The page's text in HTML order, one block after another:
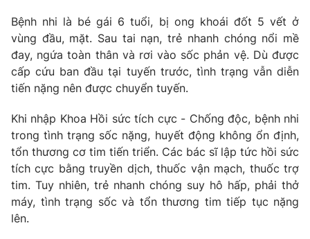
Chất lượng cuộc sống
Tuyển sinh
Học trực tuyến
Công nghệ
Hitech Công nghệ tương lai
Sản phẩm
Thị trường
Tư vấn
Giao lưu trực tuyến
Chuyên mục khác
Emagazine Podcast
Photo
Bệnh nhi là bé gái 6 tuổi, bị ong khoái đốt 5 vết ở
vùng đầu, mặt. Sau tai nạn, trẻ nhanh chóng nổi mề
đay, ngứa toàn thân và rơi vào sốc phản vệ. Dù được
cấp cứu ban đầu tại tuyến trước, tình trạng vẫn diễn
tiến nặng nên được chuyển tuyến.
Khi nhập Khoa Hồi sức tích cực - Chống độc, bệnh nhi
trong tình trạng sốc nặng, huyết động không ổn định,
tổn thương cơ tim tiến triển. Các bác sĩ lập tức hồi sức
tích cực bằng truyền dịch, thuốc vận mạch, thuốc trợ
tim. Tuy nhiên, trẻ nhanh chóng suy hô hấp, phải thở
máy, tình trạng sốc và tổn thương tim tiếp tục nặng
lên.